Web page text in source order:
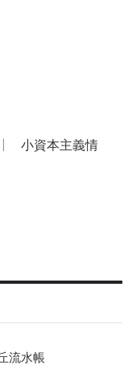
小資本主義情
流水帳